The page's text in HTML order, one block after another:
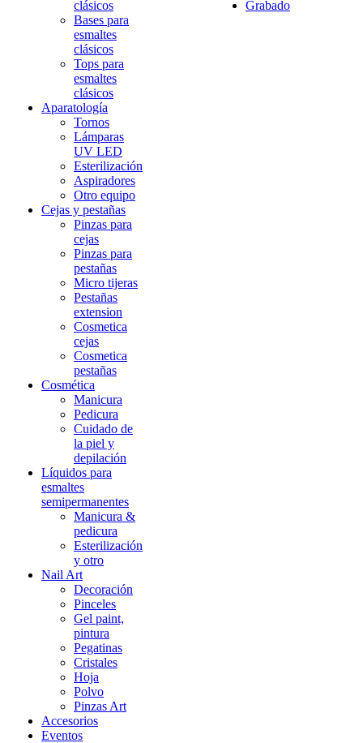
clásicos
Bases para
esmaltes
clásicos
Tops para
esmaltes
clásicos
Aparatología
Tornos
Lámparas
UV LED
Esterilización
Aspiradores
Otro equipo
Cejas y pestañas
Pinzas para
cejas
Pinzas para
pestañas
Micro tijeras
Pestañas
extension
Cosmetica
cejas
Cosmetica
pestañas
Cosmética
Manicura
Pedicura
Cuidado de
la piel y
depilación
Líquidos para
esmaltes
semipermanentes
Manicura &
pedicura
Esterilización
y otro
Nail Art
Decoración
Pinceles
Gel paint,
pintura
Pegatinas
Cristales
Hoja
Polvo
Pinzas Art
Accesorios
Eventos
Grabado